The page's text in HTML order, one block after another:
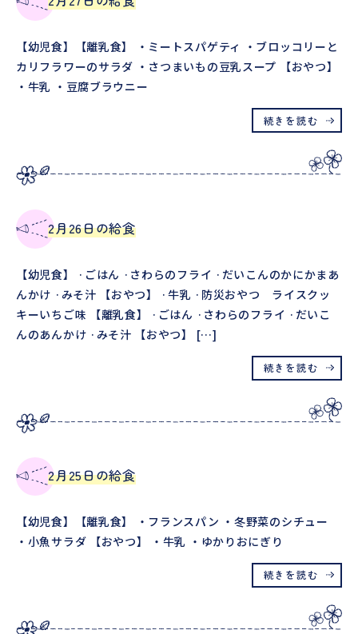
【幼児食】【離乳食】 ・ミートスパゲティ ・ブロッコリーと
カリフラワーのサラダ ・さつまいもの豆乳スープ 【おやつ】
・牛乳 ・豆腐ブラウニー
続きを読む
2月26日の給食
【幼児食】 ·ごはん ·さわらのフライ ·だいこんのかにかまあ
んかけ ·みそ汁 【おやつ】 ·牛乳 ·防災おやつ ライスクッ
キーいちご味 【離乳食】 ·ごはん ·さわらのフライ ·だいこ
んのあんかけ ·みそ汁 【おやつ】 […]
続きを読む
2月25日の給食
【幼児食】【離乳食】 ・フランスパン ・冬野菜のシチュー
・小魚サラダ 【おやつ】 ・牛乳 ・ゆかりおにぎり
続きを読む